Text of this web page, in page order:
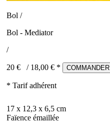
Bol /
Bol - Mediator
/
20 € / 18,00 € * COMMANDER
* Tarif adhérent
17 x 12,3 x 6,5 cm
Faïence émaillée